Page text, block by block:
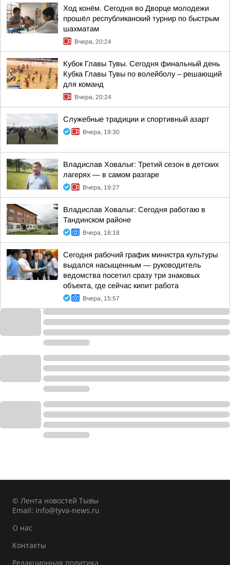
Ход конём. Сегодня во Дворце молодежи
прошёл республиканский турнир по быстрым
шахматам
Вчера, 20:24
Кубок Главы Тувы. Сегодня финальный день
Кубка Главы Тувы по волейболу – решающий
для команд
Вчера, 20:24
Служебные традиции и спортивный азарт
Вчера, 19:30
Владислав Ховалыг: Третий сезон в детских
лагерях — в самом разгаре
Вчера, 19:27
Владислав Ховалыг: Сегодня работаю в
Тандинском районе
Вчера, 18:18
Сегодня рабочий график министра культуры
выдался насыщенным — руководитель
ведомства посетил сразу три знаковых
объекта, где сейчас кипит работа
Вчера, 15:57
© Лента новостей Тывы
Email: info@tyva-news.ru
О нас
Контакты
Редакционная политика